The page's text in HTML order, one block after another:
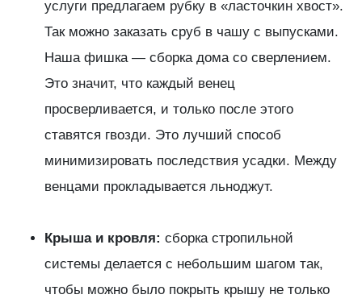
услуги предлагаем рубку в «ласточкин хвост».
Так можно заказать сруб в чашу с выпусками.
Наша фишка — сборка дома со сверлением.
Это значит, что каждый венец
просверливается, и только после этого
ставятся гвозди. Это лучший способ
минимизировать последствия усадки. Между
венцами прокладывается льноджут.
Крыша и кровля: сборка стропильной
системы делается с небольшим шагом так,
чтобы можно было покрыть крышу не только